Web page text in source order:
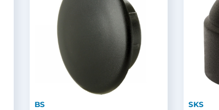
BS SKS